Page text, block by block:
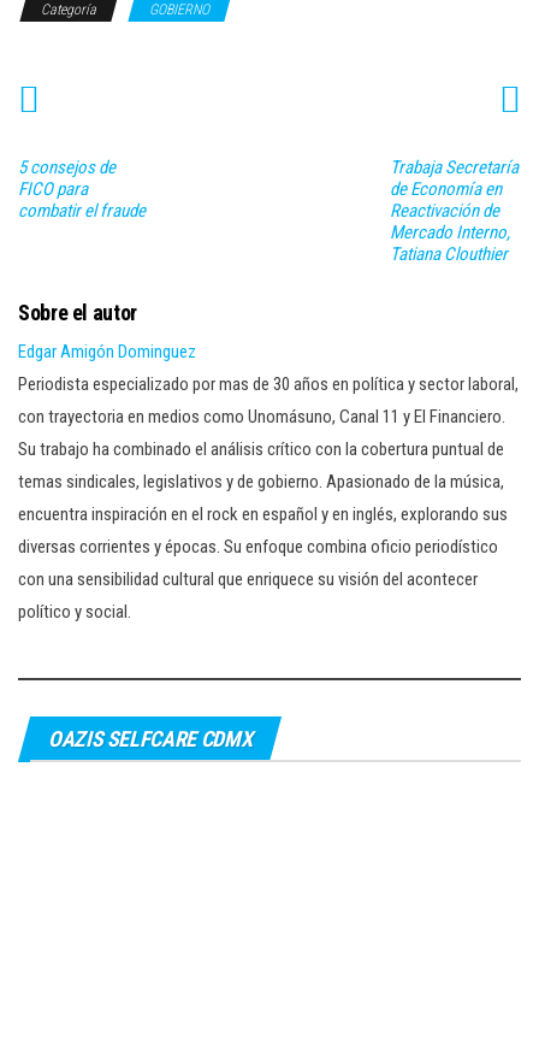
Categoría GOBIERNO
5 consejos de
FICO para
combatir el fraude
Trabaja Secretaría
de Economía en
Reactivación de
Mercado Interno,
Tatiana Clouthier
Sobre el autor
Edgar Amigón Dominguez
Periodista especializado por mas de 30 años en política y sector laboral,
con trayectoria en medios como Unomásuno, Canal 11 y El Financiero.
Su trabajo ha combinado el análisis crítico con la cobertura puntual de
temas sindicales, legislativos y de gobierno. Apasionado de la música,
encuentra inspiración en el rock en español y en inglés, explorando sus
diversas corrientes y épocas. Su enfoque combina oficio periodístico
con una sensibilidad cultural que enriquece su visión del acontecer
político y social.
OAZIS SELFCARE CDMX